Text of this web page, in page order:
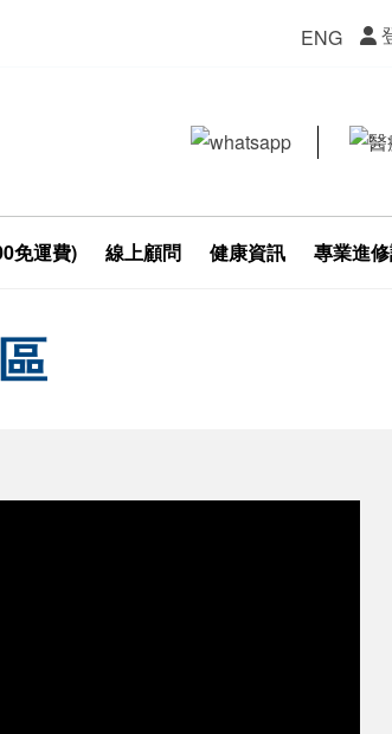
ENG
免運費) 線上顧問 健康資訊 專業進